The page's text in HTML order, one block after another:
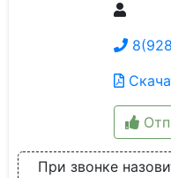
При звонке